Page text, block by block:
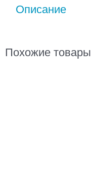
Описание
Похожие товары